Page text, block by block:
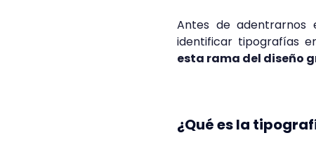
Antes de adentrarnos
identificar tipografías
esta rama del diseño
¿Qué es la